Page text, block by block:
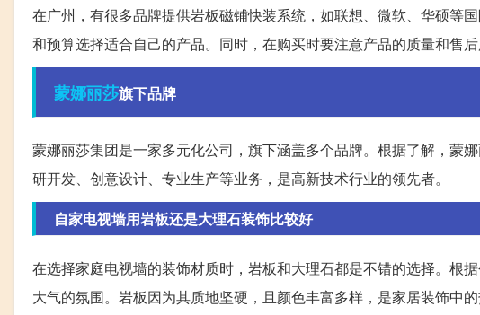
在广州，有很多品牌提供岩板磁铺快装系统，如联想、微软、华硕等
和预算选择适合自己的产品。同时，在购买时要注意产品的质量和售后
蒙娜丽莎旗下品牌
蒙娜丽莎集团是一家多元化公司，旗下涵盖多个品牌。根据了解，蒙
研开发、创意设计、专业生产等业务，是高新技术行业的领先者。
自家电视墙用岩板还是大理石装饰比较好
在选择家庭电视墙的装饰材质时，岩板和大理石都是不错的选择。根
大气的氛围。岩板因为其质地坚硬，且颜色丰富多样，是家居装饰中的